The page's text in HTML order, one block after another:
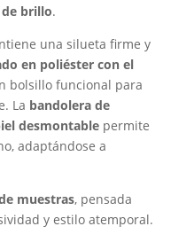
brillo.
una silueta firme y
en poliéster con el
bolsillo funcional para
La bandolera de
desmontablepermite
adaptándose a
muestras, pensada
y estilo atemporal.